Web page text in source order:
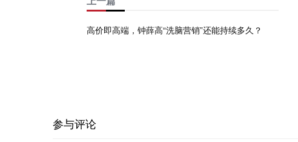
高价即高端，钟薛高“洗脑营销”还能持续多久？
参与评论